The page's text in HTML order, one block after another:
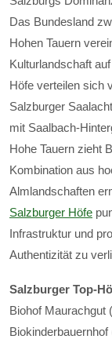
Das Bundesland
Hohen Tauern
Kulturlandschaft
Höfe verteilen sich
Salzburger
mit Saalbach-
Hohe Tauern zieht
Kombination aus
Almlandschaften
Salzburger Höfe
Infrastruktur und
Authentizität zu
Salzburger Top-
Biohof Maurachgut